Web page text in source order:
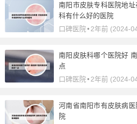
南阳市皮肤专科医院地
科有什么好的医院
口碑医院•2年前 (2024-
南阳皮肤科哪个医院好
点
口碑医院•2年前 (2024-
河南省南阳市有皮肤病
院